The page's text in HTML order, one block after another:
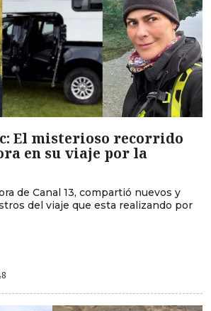
El misterioso recorrido
en su viaje por la
de Canal 13, compartió nuevos y
del viaje que esta realizando por